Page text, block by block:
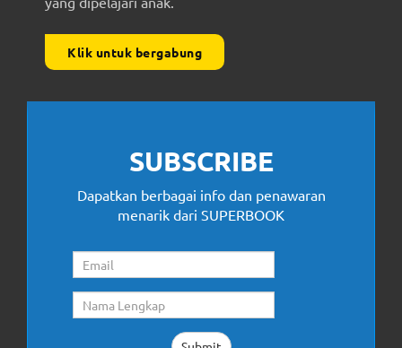
Klik untuk bergabung
SUBSCRIBE
Dapatkan berbagai info dan penawaran
menarik dari SUPERBOOK